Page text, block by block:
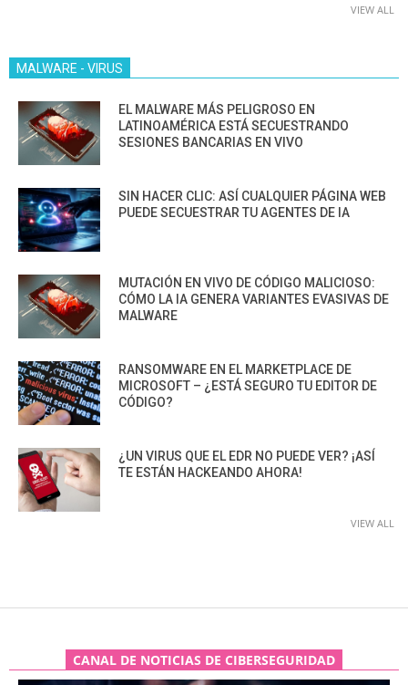
VIEW ALL
MALWARE - VIRUS
EL MALWARE MÁS PELIGROSO EN
LATINOAMÉRICA ESTÁ SECUESTRANDO
SESIONES BANCARIAS EN VIVO
SIN HACER CLIC: ASÍ CUALQUIER PÁGINA WEB
PUEDE SECUESTRAR TU AGENTES DE IA
MUTACIÓN EN VIVO DE CÓDIGO MALICIOSO:
CÓMO LA IA GENERA VARIANTES EVASIVAS DE
MALWARE
RANSOMWARE EN EL MARKETPLACE DE
MICROSOFT – ¿ESTÁ SEGURO TU EDITOR DE
CÓDIGO?
¿UN VIRUS QUE EL EDR NO PUEDE VER? ¡ASÍ
TE ESTÁN HACKEANDO AHORA!
VIEW ALL
CANAL DE NOTICIAS DE CIBERSEGURIDAD